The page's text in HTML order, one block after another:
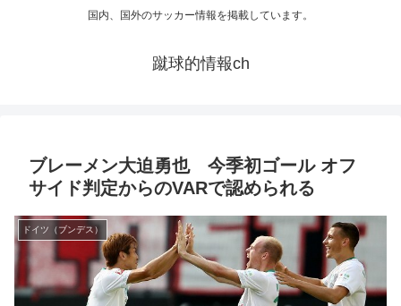
国内、国外のサッカー情報を掲載しています。
蹴球的情報ch
ブレーメン大迫勇也 今季初ゴール オフ
サイド判定からのVARで認められる
ドイツ（ブンデス）